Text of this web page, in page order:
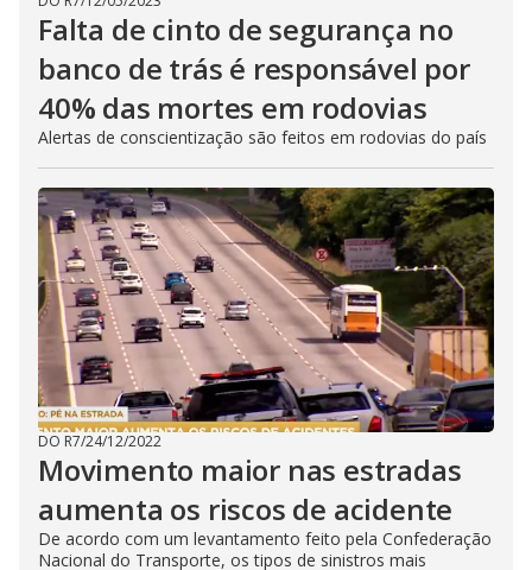
Falta de cinto de segurança no
banco de trás é responsável por
40% das mortes em rodovias
Alertas de conscientização são feitos em rodovias do país
DO R7/24/12/2022
Movimento maior nas estradas
aumenta os riscos de acidente
De acordo com um levantamento feito pela Confederação
Nacional do Transporte, os tipos de sinistros mais